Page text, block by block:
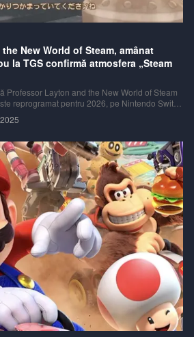
New World of Steam, amânat
la TGS confirmă atmosfera „Steam
Professor Layton and the New World of Steam
reprogramat pentru 2026, pe Nintendo Switch
într-un mesaj oficial publicat pe site-u